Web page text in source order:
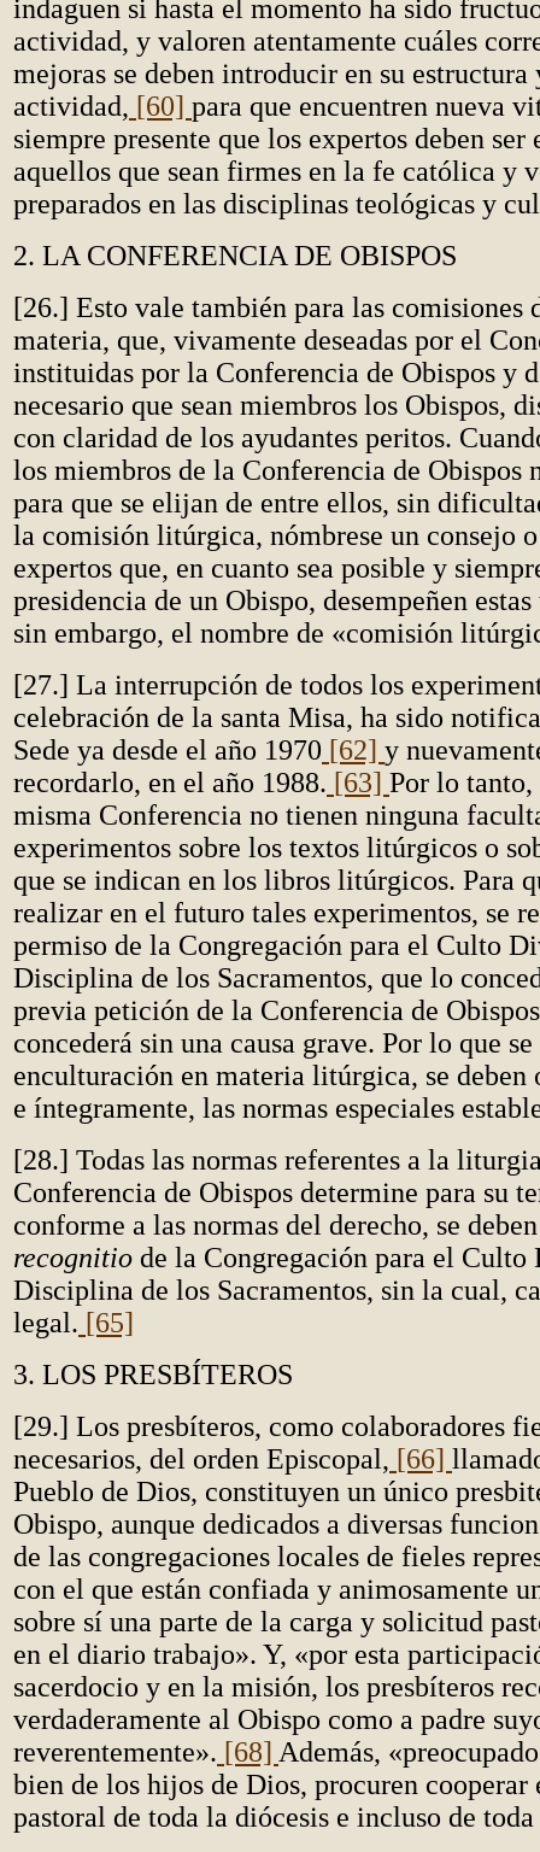
indaguen si hasta el momento ha sido
actividad, y valoren atentamente cuáles
mejoras se deben introducir en su estructura
actividad, [60] para que encuentren nueva
siempre presente que los expertos deben ser
aquellos que sean firmes en la fe católica y
preparados en las disciplinas teológicas y
2. LA CONFERENCIA DE OBISPOS
[26.] Esto vale también para las comisiones
materia, que, vivamente deseadas por el
instituidas por la Conferencia de Obispos y
necesario que sean miembros los Obispos,
con claridad de los ayudantes peritos.
los miembros de la Conferencia de Obispos
para que se elijan de entre ellos, sin
la comisión litúrgica, nómbrese un consejo
expertos que, en cuanto sea posible y
presidencia de un Obispo, desempeñen
sin embargo, el nombre de «comisión
[27.] La interrupción de todos los
celebración de la santa Misa, ha sido
Sede ya desde el año 1970 [62] y
recordarlo, en el año 1988. [63] Por lo
misma Conferencia no tienen ninguna
experimentos sobre los textos litúrgicos o
que se indican en los libros litúrgicos. Para
realizar en el futuro tales experimentos, se
permiso de la Congregación para el Culto
Disciplina de los Sacramentos, que lo
previa petición de la Conferencia de
concederá sin una causa grave. Por lo que
enculturación en materia litúrgica, se deben
e íntegramente, las normas especiales
[28.] Todas las normas referentes a la
Conferencia de Obispos determine para su
conforme a las normas del derecho, se
recognitio de la Congregación para el
Disciplina de los Sacramentos, sin la cual,
legal. [65]
3. LOS PRESBÍTEROS
[29.] Los presbíteros, como colaboradores
necesarios, del orden Episcopal, [66]
Pueblo de Dios, constituyen un único
Obispo, aunque dedicados a diversas
de las congregaciones locales de fieles
con el que están confiada y animosamente
sobre sí una parte de la carga y solicitud
en el diario trabajo». Y, «por esta
sacerdocio y en la misión, los presbíteros
verdaderamente al Obispo como a padre
reverentemente». [68] Además,
bien de los hijos de Dios, procuren cooperar
pastoral de toda la diócesis e incluso de